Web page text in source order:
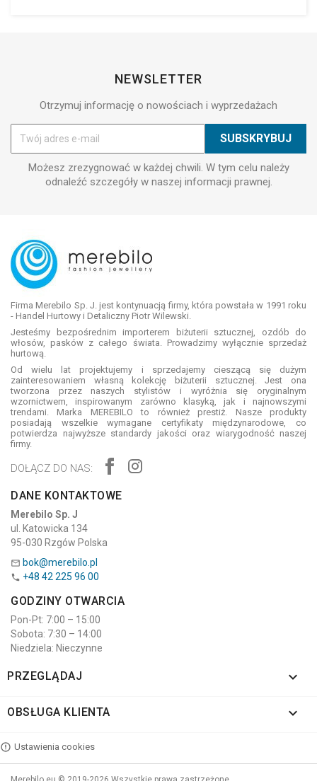
NEWSLETTER
Otrzymuj informację o nowościach i wyprzedażach
Możesz zrezygnować w każdej chwili. W tym celu należy
odnaleźć szczegóły w naszej informacji prawnej.
Firma Merebilo Sp. J. jest kontynuacją firmy, która powstała w 1991 roku
- Handel Hurtowy i Detaliczny Piotr Wilewski.
Jesteśmy bezpośrednim importerem biżuterii sztucznej, ozdób do
włosów, pasków z całego świata. Prowadzimy wyłącznie sprzedaż
hurtową.
Od wielu lat projektujemy i sprzedajemy cieszącą się dużym
zainteresowaniem własną kolekcję biżuterii sztucznej. Jest ona
tworzona przez naszych stylistów i wyróżnia się oryginalnym
wzornictwem, inspirowanym zarówno klasyką, jak i najnowszymi
trendami. Marka MEREBILO to również prestiż. Nasze produkty
posiadają wszelkie wymagane certyfikaty międzynarodowe, co
potwierdza najwyższe standardy jakości oraz wiarygodność naszej
firmy.
DOŁĄCZ DO NAS:
DANE KONTAKTOWE
Merebilo Sp. J
ul. Katowicka 134
95-030 Rzgów Polska
 bok@merebilo.pl
 +48 42 225 96 00
GODZINY OTWARCIA
Pon-Pt: 7:00 – 15:00
Sobota: 7:30 – 14:00
Niedziela: Nieczynne
PRZEGLĄDAJ 
OBSŁUGA KLIENTA 
Ustawienia cookies